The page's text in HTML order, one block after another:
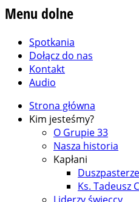
Menu dolne
Spotkania
Dołącz do nas
Kontakt
Audio
Strona główna
Kim jesteśmy?
O Grupie 33
Nasza historia
Kapłani
Duszpasterze
Ks. Tadeusz
Liderzy świeccy